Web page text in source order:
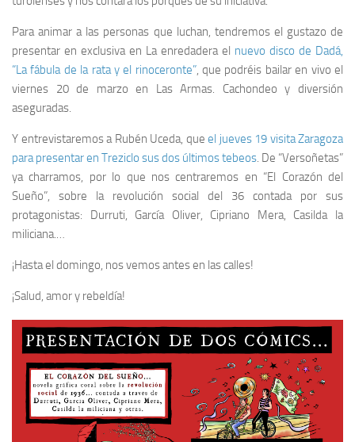
Para animar a las personas que luchan, tendremos el gustazo de
presentar en exclusiva en La enredadera el nuevo disco de Dadá,
“La fábula de la rata y el rinoceronte”, que podréis bailar en vivo el
viernes 20 de marzo en Las Armas. Cachondeo y diversión
aseguradas.
Y entrevistaremos a Rubén Uceda, que el jueves 19 visita Zaragoza
para presentar en Treziclo sus dos últimos tebeos . De “Versoñetas”
ya charramos, por lo que nos centraremos en “El Corazón del
Sueño”, sobre la revolución social del 36 contada por sus
protagonistas: Durruti, García Oliver, Cipriano Mera, Casilda la
miliciana.…
¡Hasta el domingo, nos vemos antes en las calles!
¡Salud, amor y rebeldía!